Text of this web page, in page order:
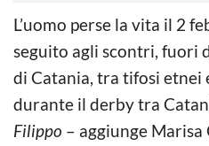
L’uomo perse la vita il 2
seguito agli scontri, fuori
di Catania, tra tifosi etnei
durante il derby tra
Filippo – aggiunge Marisa